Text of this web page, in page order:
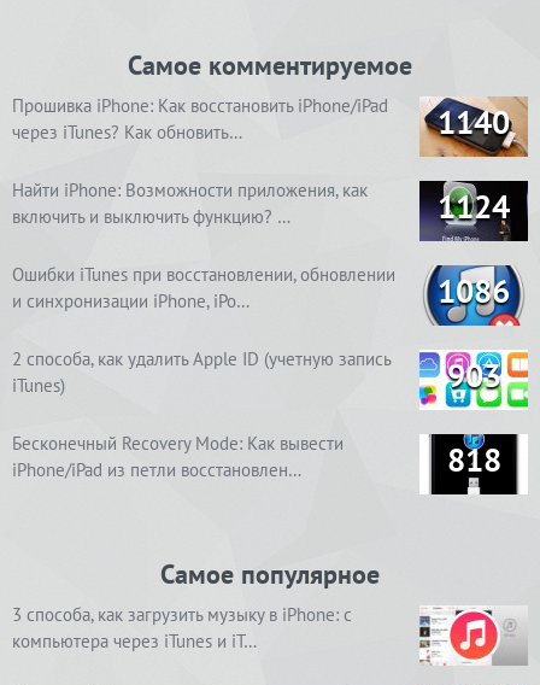
Самое комментируемое
Прошивка iPhone: Как восстановить iPhone/iPad
через iTunes? Как обновить…
1140
Найти iPhone: Возможности приложения, как
включить и выключить функцию? …
1124
Ошибки iTunes при восстановлении, обновлении
и синхронизации iPhone, iPo…
1086
2 способа, как удалить Apple ID (учетную запись
iTunes)
903
Бесконечный Recovery Mode: Как вывести
iPhone/iPad из петли восстановлен…
818
Самое популярное
3 способа, как загрузить музыку в iPhone: с
компьютера через iTunes и iT…